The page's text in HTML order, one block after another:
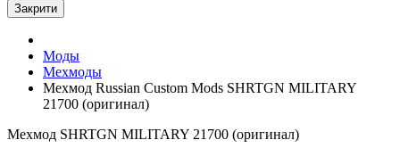
Закрити
Моды
Мехмоды
Мехмод Russian Custom Mods SHRTGN MILITARY
21700 (оригинал)
Мехмод SHRTGN MILITARY 21700 (оригинал)